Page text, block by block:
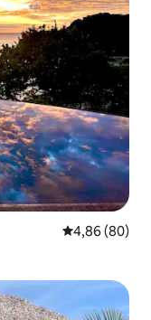
Évaluation
4,86 (80)